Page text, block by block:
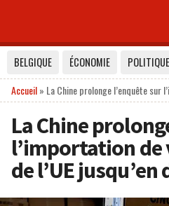
BELGIQUE ÉCONOMIE POLITIQUE
Accueil» La Chine prolonge l’enquête sur
La Chine
l’importation de
de l’UE